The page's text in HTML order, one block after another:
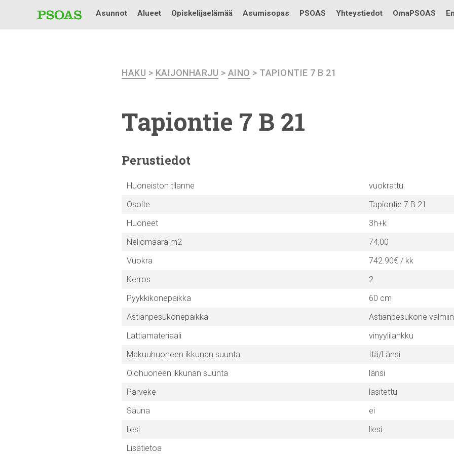
Testi
Asunnot Alueet Opiskelijaelämää Asumisopas PSOAS Yhteystiedot OmaPSOAS
HAKU > KAIJONHARJU > AINO > TAPIONTIE 7 B 21
Tapiontie 7 B 21
Perustiedot
Huoneiston tilanne
vuokrattu
Osoite
Tapiontie 7 B 21
Huoneet
3h+k
Neliömäärä m2
74,00
Vuokra
742.90€ / kk
Kerros
2
Pyykkikonepaikka
60 cm
Astianpesukonepaikka
Astianpesukone
Lattiamateriaali
vinyylilankku
Makuuhuoneen ikkunan suunta
Itä/Länsi
Olohuoneen ikkunan suunta
länsi
Parveke
lasitettu
Sauna
ei
liesi
liesi
Lisätietoa